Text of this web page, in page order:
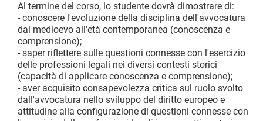
Al termine del corso, lo studente dovrà dimostrare di:
- conoscere l'evoluzione della disciplina dell'avvocatura
dal medioevo all'età contemporanea (conoscenza e
comprensione);
- saper riflettere sulle questioni connesse con l'esercizio
delle professioni legali nei diversi contesti storici
(capacità di applicare conoscenza e comprensione);
- aver acquisito consapevolezza critica sul ruolo svolto
dall'avvocatura nello sviluppo del diritto europeo e
attitudine alla configurazione di questioni connesse con